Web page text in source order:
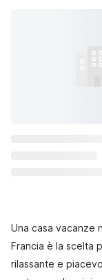
Una casa vacanze
Francia è la scelta
rilassante e